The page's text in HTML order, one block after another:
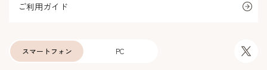
ご利用ガイド
PC
スマートフォン